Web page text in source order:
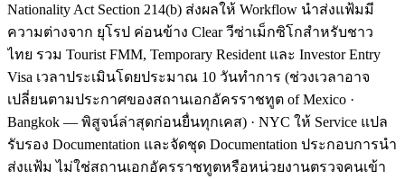
Nationality Act Section 214(b) ส่งผลให้ Workflow นำส่งแฟ้มมี
ความต่างจาก ยุโรป ค่อนข้าง Clear วีซ่าเม็กซิโกสำหรับชาว
ไทย รวม Tourist FMM, Temporary Resident และ Investor Entry
Visa เวลาประเมินโดยประมาณ 10 วันทำการ (ช่วงเวลาอาจ
เปลี่ยนตามประกาศของสถานเอกอัครราชทูต of Mexico ·
Bangkok — พิสูจน์ล่าสุดก่อนยื่นทุกเคส) · NYC ให้ Service แปล
รับรอง Documentation และจัดชุด Documentation ประกอบการนำ
ส่งแฟ้ม ไม่ใช่สถานเอกอัครราชทูตหรือหน่วยงานตรวจคนเข้า